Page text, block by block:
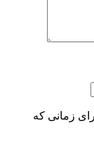
زمانی که